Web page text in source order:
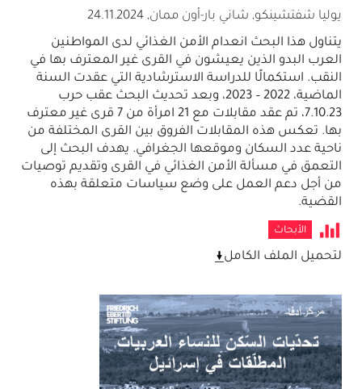
يوليا شفتشينكو, شاني بار-أون ممان,
24.11.2024
يتناول هذا البحث انعدام الأمن الغذائي لدى المواطنين
العرب البدو الذين يعيشون في القرى غير المعترف بها في
النقب. استكمالًا للدراسة الاسترشادية التي عقدت السنة
الماضية، 2022 – 2023، وبعد تحديث البحث عقب حرب
7.10.23، تم عقد مقابلات مع 21 امرأة من 7 قرى غير معترف
بها. تعكس هذه المقابلات الفروق بين القرى المختلفة من
ناحية عدد السكان وموقعها الجغرافي. يهدف البحث إلى
التعمق في مسألة الأمن الغذائي في القرى وتقديم توصيات
من أجل دعم العمل على وضع سياسات متعلقة بهذه
القضية.
الأبحاث
لتحميل الملف الكامل